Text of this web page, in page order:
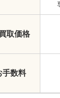
取価格
手数料